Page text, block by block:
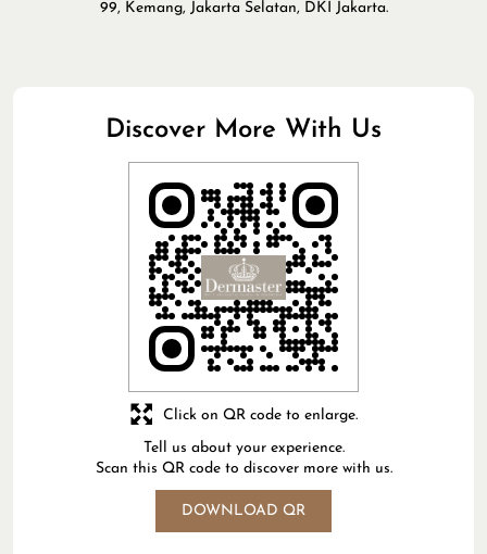
99, Kemang, Jakarta Selatan, DKI Jakarta.
Discover More With Us
Tell us about your experience.
Scan this QR code to discover more with us.
DOWNLOAD QR
Click on QR code to enlarge.